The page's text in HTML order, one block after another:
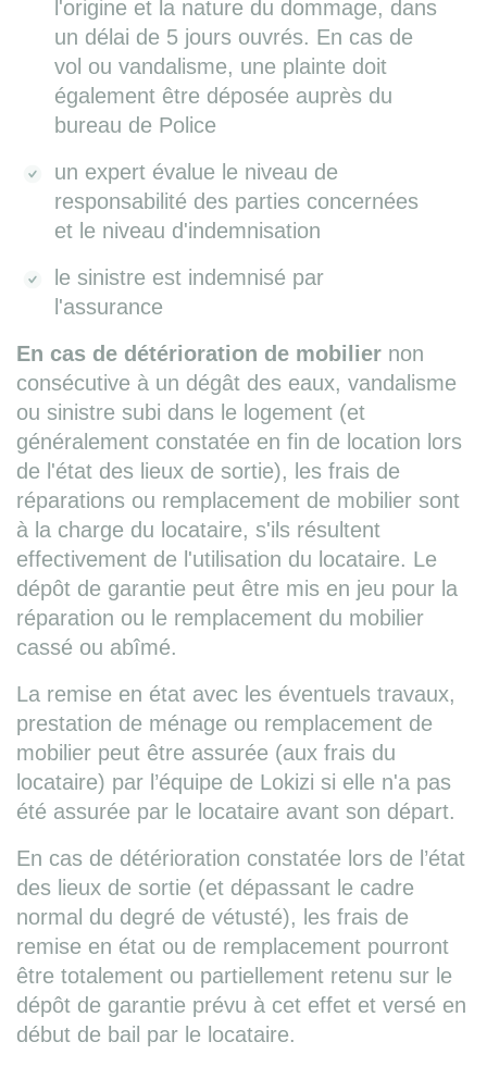
l'origine et la nature du dommage, dans
un délai de 5 jours ouvrés. En cas de
vol ou vandalisme, une plainte doit
également être déposée auprès du
bureau de Police
un expert évalue le niveau de
responsabilité des parties concernées
et le niveau d'indemnisation
le sinistre est indemnisé par
l'assurance
En cas de détérioration de mobilier non
consécutive à un dégât des eaux, vandalisme
ou sinistre subi dans le logement (et
généralement constatée en fin de location lors
de l'état des lieux de sortie), les frais de
réparations ou remplacement de mobilier sont
à la charge du locataire, s'ils résultent
effectivement de l'utilisation du locataire. Le
dépôt de garantie peut être mis en jeu pour la
réparation ou le remplacement du mobilier
cassé ou abîmé.
La remise en état avec les éventuels travaux,
prestation de ménage ou remplacement de
mobilier peut être assurée (aux frais du
locataire) par l’équipe de Lokizi si elle n'a pas
été assurée par le locataire avant son départ.
En cas de détérioration constatée lors de l’état
des lieux de sortie (et dépassant le cadre
normal du degré de vétusté), les frais de
remise en état ou de remplacement pourront
être totalement ou partiellement retenu sur le
dépôt de garantie prévu à cet effet et versé en
début de bail par le locataire.